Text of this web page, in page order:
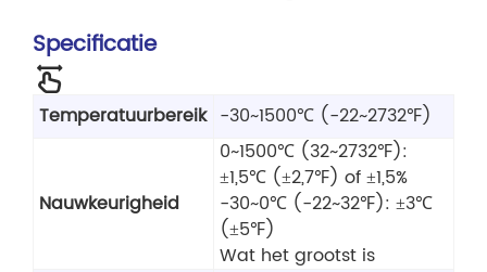
Specificatie
Temperatuurbereik -30~1500℃ (-22~2732℉)
Nauwkeurigheid
0~1500℃ (32~2732℉):
±1,5℃ (±2,7℉) of ±1,5%
-30~0℃ (-22~32℉): ±3℃
(±5℉)
Wat het grootst is